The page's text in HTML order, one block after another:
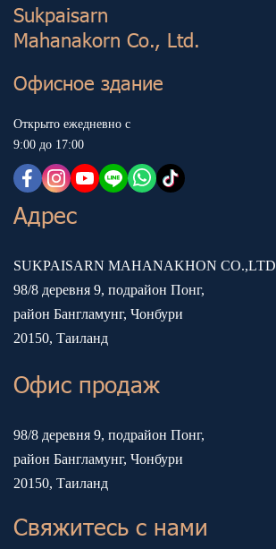
Sukp aisarn
Mahanakorn Co., Ltd.
Офисное здание
Открыто ежедневно с
9:00 до 17:00
Адрес
SUKPAISARN MAHANAKHON CO.,LTD
98/8 деревня 9, подрайон Понг,
район Бангламунг, Чонбури
20150, Таиланд
Офис продаж
98/8 деревня 9, подрайон Понг,
район Бангламунг, Чонбури
20150, Таиланд
Свяжитесь с нами